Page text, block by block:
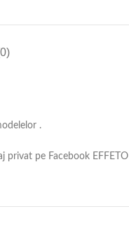
.
privat pe Facebook EFFETO